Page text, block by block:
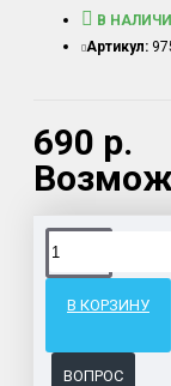
690 р.
В
Артикул:
В КОРЗИНУ
ВОПРОС
Доставка